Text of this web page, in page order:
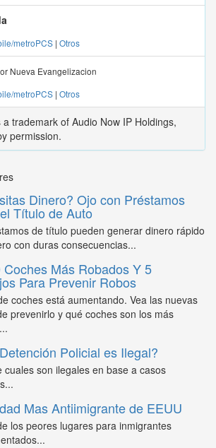
metroPCS | Otros
Nueva Evangelizacion
metroPCS | Otros
trademark of Audio Now IP Holdings,
permission.
Dinero? Ojo con Préstamos
Título de Auto
de título pueden generar dinero rápido
con duras consecuencias...
Coches Más Robados Y 5
Para Prevenir Robos
coches está aumentando. Vea las nuevas
prevenirlo y qué coches son los más
Policial es Ilegal?
cuales son ilegales en base a casos
Mas Antiimigrante de EEUU
los peores lugares para inmigrantes